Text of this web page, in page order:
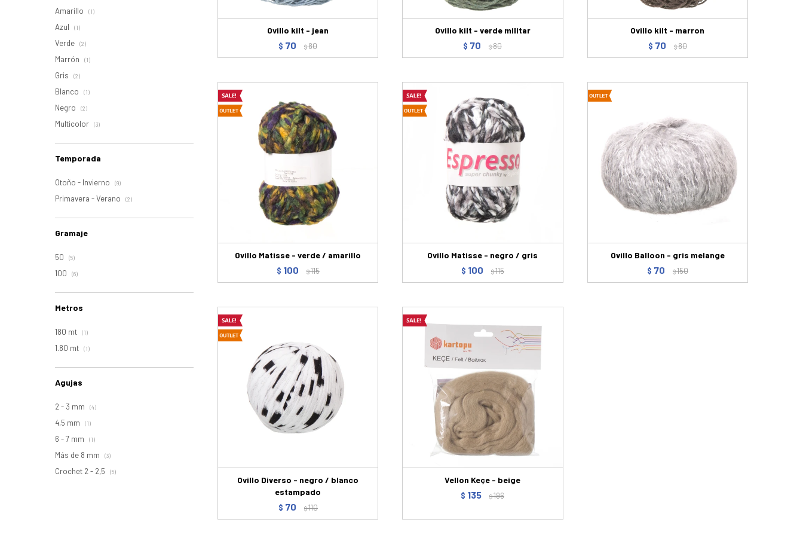
Ovillo kilt - jean
$ 70 $80
Ovillo kilt - verde militar
$ 70 $80
Ovillo kilt - marron
$ 70 $80
Ovillo Matisse - verde / amarillo
$ 100 $115
Ovillo Matisse - negro / gris
$ 100 $115
Ovillo Balloon - gris melange
$ 70 $150
Ovillo Diverso - negro / blanco
estampado
$ 70 $110
Vellon Keçe - beige
$ 135 $196
Amarillo (1)
Azul (1)
Verde (2)
Marrón (1)
Gris (2)
Blanco (1)
Negro (2)
Multicolor (3)
Temporada
Otoño - Invierno (9)
Primavera - Verano (2)
Gramaje
50 (5)
100 (6)
Metros
180 mt (1)
1.80 mt (1)
Agujas
2 - 3 mm (4)
4,5 mm (1)
6 - 7 mm (1)
Más de 8 mm (3)
Crochet 2 - 2,5 (5)